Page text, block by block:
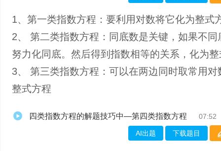
1、第一类指数方程：要利用对数将它化为整式
2、 第二类指数方程：同底数是关键，如果不同
努力化同底。然后得到指数相等的关系，化为
3、 第三类指数方程：可以在两边同时取常用对
整式方程
四类指数方程的解题技巧中—第四类指数方程 07:52
AI出题 下载题目